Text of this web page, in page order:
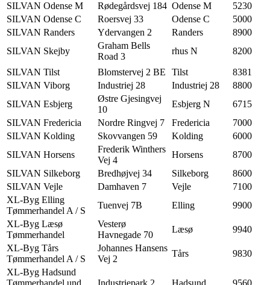
SILVAN Odense M
Rødegårdsvej 184 Odense M
5230
SILVAN Odense C
Roersvej 33 Odense C
5000
SILVAN Randers
Ydervangen 2 Randers
8900
SILVAN Skejby
Graham Bells
Road 3
rhus N 8200
SILVAN Tilst Blomstervej 2 BE Tilst
8381
SILVAN Viborg
Industriej 28 Industriej 28
8800
SILVAN Esbjerg
Østre Gjesingvej
10
Esbjerg N
6715
SILVAN Fredericia
Nordre Ringvej 7 Fredericia
7000
SILVAN Kolding
Skovvangen 59 Kolding
6000
SILVAN Horsens
Frederik Winthers
Vej 4
Horsens
8700
SILVAN Silkeborg
Bredhøjvej 34 Silkeborg
8600
SILVAN Vejle
Damhaven 7 Vejle
7100
XL-Byg Elling
Tømmerhandel A / S
Tuenvej 7B Elling
9900
XL-Byg Læsø
Tømmerhandel
Vesterø
Havnegade 70
Læsø
9940
XL-Byg Tårs
Tømmerhandel A / S
Johannes Hansens
Vej 2
Tårs
9830
XL-Byg Hadsund